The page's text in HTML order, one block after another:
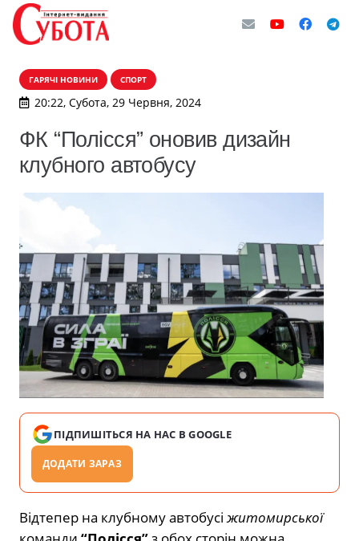
ГАРЯЧІ НОВИНИ СПОРТ
20:22, Субота, 29 Червня, 2024
ФК “Полісся” оновив дизайн
клубного автобусу
ПІДПИШІТЬСЯ НА НАС В GOOGLE
ДОДАТИ ЗАРАЗ
Відтепер на клубному автобусіжитомирської